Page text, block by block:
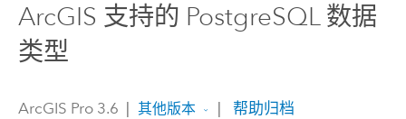
ArcGIS 支持的 PostgreSQL 数据
类型
ArcGIS Pro 3.6 其他版本 帮助归档